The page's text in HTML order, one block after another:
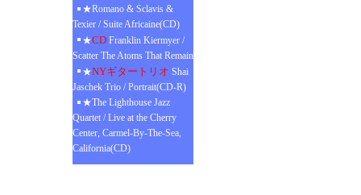
★Romano & Sclavis &
Texier / Suite Africaine(CD)
★CD Franklin Kiermyer /
Scatter The Atoms That Remain
★NYギタートリオ Shai
Jaschek Trio / Portrait(CD-R)
★The Lighthouse Jazz
Quartet / Live at the Cherry
Center, Carmel-By-The-Sea,
California(CD)